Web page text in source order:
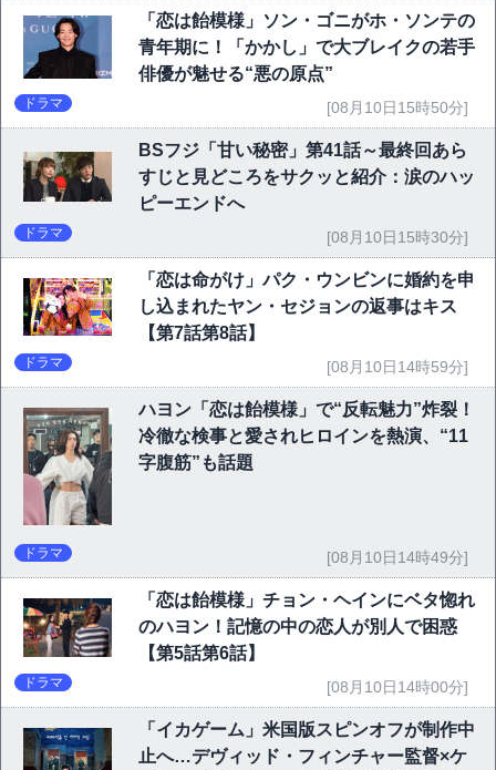
「恋は飴模様」ソン・ゴニがホ・ソンテの
青年期に！「かかし」で大ブレイクの若手
俳優が魅せる“悪の原点”
ドラマ [08月10日15時50分]
BSフジ「甘い秘密」第41話～最終回あら
すじと見どころをサクッと紹介：涙のハッ
ピーエンドへ
ドラマ [08月10日15時30分]
「恋は命がけ」パク・ウンビンに婚約を申
し込まれたヤン・セジョンの返事はキス
【第7話第8話】
ドラマ [08月10日14時59分]
ハヨン「恋は飴模様」で“反転魅力”炸裂！
冷徹な検事と愛されヒロインを熱演、“11
字腹筋”も話題
ドラマ [08月10日14時49分]
「恋は飴模様」チョン・ヘインにベタ惚れ
のハヨン！記憶の中の恋人が別人で困惑
【第5話第6話】
ドラマ [08月10日14時00分]
「イカゲーム」米国版スピンオフが制作中
止へ…デヴィッド・フィンチャー監督×ケ